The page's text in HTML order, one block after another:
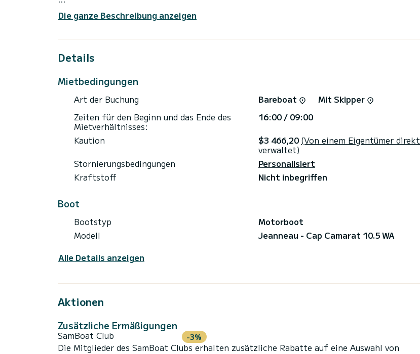
einer Gesamtlänge von 11 Metern wird es Ihr bester Verbündeter sein, um einen
Zögern Sie nicht, uns für ein Angebot zu kontaktieren, ein SamBoat-Experte wird Ihnen bei
Die ganze Beschreibung anzeigen
Details
Mietbedingungen
Art der Buchung Bareboat
Mit Skipper
Zeiten für den Beginn und das Ende des
Mietverhältnisses:
16:00 / 09:00
Kaution
$3 466,20 (Von einem Eigentümer direkt
verwaltet)
Stornierungsbedingungen
Personalisiert
Kraftstoff
Nicht inbegriffen
Boot
Bootstyp
Motorboot
Modell
Jeanneau - Cap Camarat 10.5 WA
Alle Details anzeigen
Aktionen
Zusätzliche Ermäßigungen
SamBoat Club -3%
Die Mitglieder des SamBoat Clubs erhalten zusätzliche Rabatte auf eine Auswahl von